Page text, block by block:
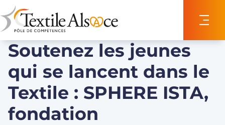
Soutenez les jeunes
qui se lancent dans le
Textile : SPHERE ISTA,
fondation
Panneau de gestion des cookies